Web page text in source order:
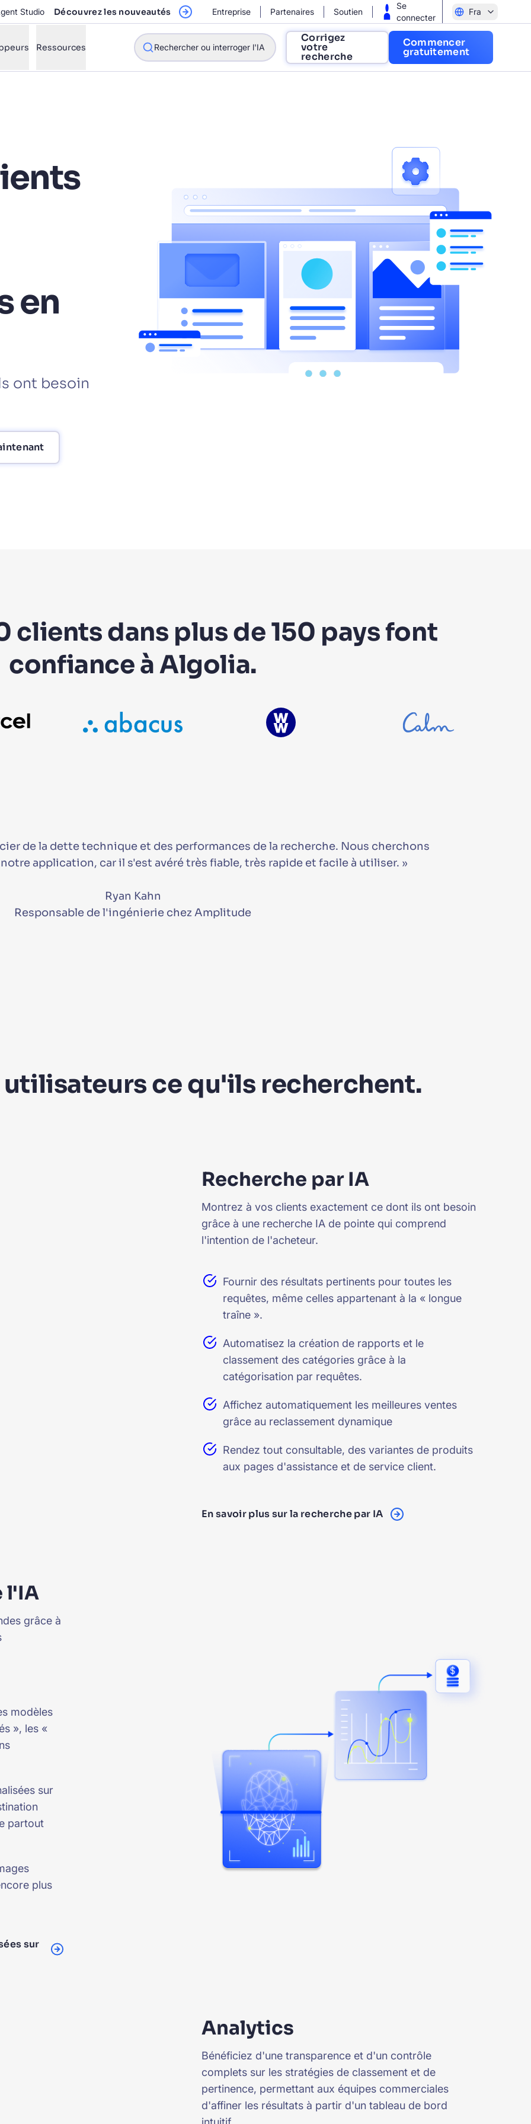
Studio Découvrez les nouveautés Entreprise Partenaires Soutien
Se
connecter
Fra
Ressources Rechercher ou interroger l'IA
Corrigez
votre
recherche
Commencer
gratuitement
intégrer la recherche Algolia à mon application ?
peut-elle aider les acheteurs à trouver des produits plus rapidement et à augmenter les ventes
pourra-t-il évoluer en fonction de notre trafic et du volume de nos données ?
ET RESSOURCES
en
ont besoin
clients dans plus de 150 pays font
confiance à Algolia.
de la dette technique et des performances de la recherche. Nous cherchons
application, car il s'est avéré très fiable, très rapide et facile à utiliser. »
Ryan Kahn
Responsable de l'ingénierie chez Amplitude
utilisateurs ce qu'ils recherchent.
Recherche par IA
Montrez à vos clients exactement ce dont ils ont besoin
grâce à une recherche IA de pointe qui comprend
l'intention de l'acheteur.
Fournir des résultats pertinents pour toutes les
requêtes, même celles appartenant à la « longue
traîne ».
Automatisez la création de rapports et le
classement des catégories grâce à la
catégorisation par requêtes.
Affichez automatiquement les meilleures ventes
grâce au reclassement dynamique
Rendez tout consultable, des variantes de produits
aux pages d'assistance et de service client.
En savoir plus sur la recherche par IA
l'IA
grâce à
modèles
», les «
sur
partout
plus
sur
Analytics
Bénéficiez d'une transparence et d'un contrôle
complets sur les stratégies de classement et de
pertinence, permettant aux équipes commerciales
d'affiner les résultats à partir d'un tableau de bord